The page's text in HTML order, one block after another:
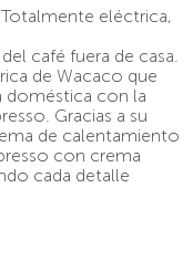
eléctrica,
café fuera de casa.
de Wacaco que
doméstica con la
Gracias a su
de calentamiento
con crema
cada detalle